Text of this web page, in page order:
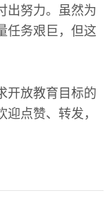
出努力。虽然为
任务艰巨，但这
开放教育目标的
点赞、转发，